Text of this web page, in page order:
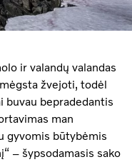
ir valandų valandas
žvejoti, todėl
buvau bepradedantis
man
gyvomis būtybėmis
– šypsodamasis sako